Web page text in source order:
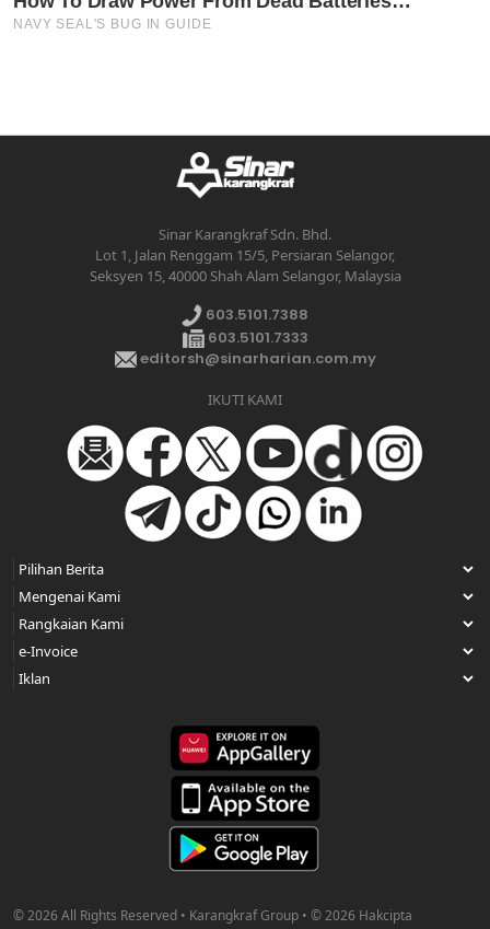
Sinar Karangkraf Sdn. Bhd.
Lot 1, Jalan Renggam 15/5, Persiaran Selangor,
Seksyen 15, 40000 Shah Alam Selangor, Malaysia
603.5101.7388
603.5101.7333
editorsh@sinarharian.com.my
IKUTI KAMI
© 2026 All Rights Reserved • Karangkraf Group • © 2026 Hakcipta